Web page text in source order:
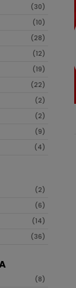
(30)
(10)
(28)
(12)
(19)
(22)
(2)
(2)
(9)
(4)
(2)
(6)
(14)
(36)
(8)